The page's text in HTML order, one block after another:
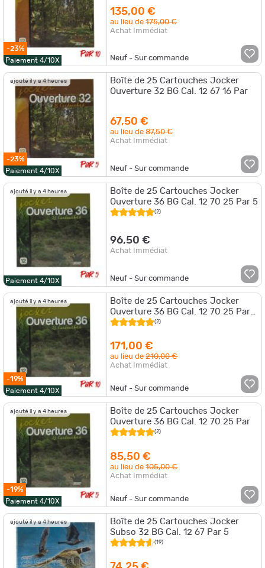
-23%
Paiement 4/10X
135,00 €
au lieu de175,00 €
Achat Immédiat
Neuf - Sur commande
ajouté il y a 4 heures
-23%
Paiement 4/10X
Boîte de 25 Cartouches Jocker
Ouverture 32 BG Cal. 12 67 16 Par
67,50 €
au lieu de87,50 €
Achat Immédiat
Neuf - Sur commande
ajouté il y a 4 heures
Paiement 4/10X
Boîte de 25 Cartouches Jocker
Ouverture 36 BG Cal. 12 70 25 Par 5
(2)
96,50 €
Achat Immédiat
Neuf - Sur commande
ajouté il y a 4 heures
-19%
Paiement 4/10X
Boîte de 25 Cartouches Jocker
Ouverture 36 BG Cal. 12 70 25 Par
10
(2)
171,00 €
au lieu de210,00 €
Achat Immédiat
Neuf - Sur commande
ajouté il y a 4 heures
-19%
Paiement 4/10X
Boîte de 25 Cartouches Jocker
Ouverture 36 BG Cal. 12 70 25 Par
(2)
85,50 €
au lieu de105,00 €
Achat Immédiat
Neuf - Sur commande
ajouté il y a 4 heures
Boîte de 25 Cartouches Jocker
Subso 32 BG Cal. 12 67 Par 5
(19)